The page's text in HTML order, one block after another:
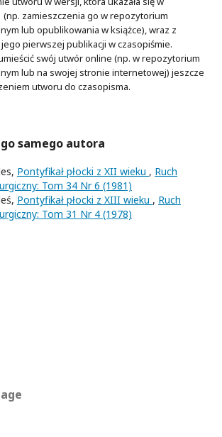
zamieszczenia go w repozytorium
lub opublikowania w książce), wraz z
pierwszej publikacji w czasopiśmie.
swój utwór online (np. w repozytorium
lub na swojej stronie internetowej) jeszcze
utworu do czasopisma.
samego autora
Pontyfikał płocki z XII wieku , Ruch
Tom 34 Nr 6 (1981)
Pontyfikał płocki z XIII wieku , Ruch
Tom 31 Nr 4 (1978)